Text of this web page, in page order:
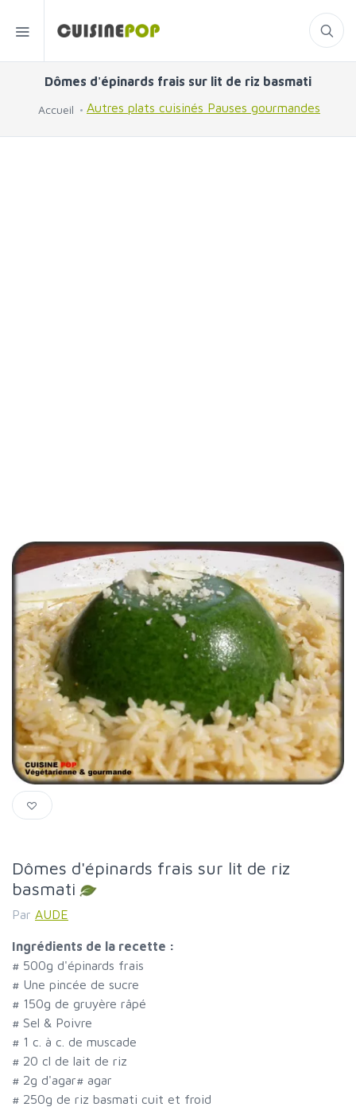
Dômes d'épinards frais sur lit de riz basmati
Accueil Autres plats cuisinés Pauses gourmandes
Dômes d'épinards frais sur lit de riz
basmati
Par AUDE
Ingrédients de la recette :
# 500g d'épinards frais
# Une pincée de sucre
# 150g de gruyère râpé
# Sel & Poivre
# 1 c. à c. de muscade
# 20 cl de lait de riz
# 2g d'agar# agar
# 250g de riz basmati cuit et froid